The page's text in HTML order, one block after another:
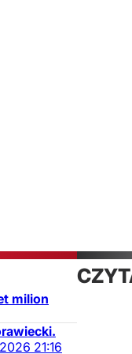
milion
2026 21:16